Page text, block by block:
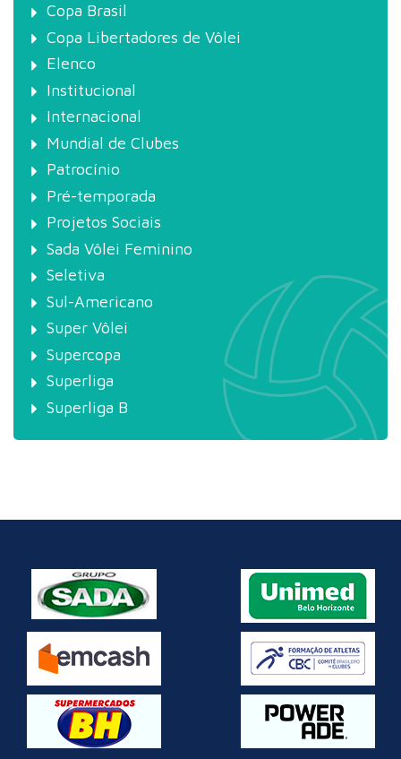
Copa Brasil
Copa Libertadores de Vôlei
Elenco
Institucional
Internacional
Mundial de Clubes
Patrocínio
Pré-temporada
Projetos Sociais
Sada Vôlei Feminino
Seletiva
Sul-Americano
Super Vôlei
Supercopa
Superliga
Superliga B